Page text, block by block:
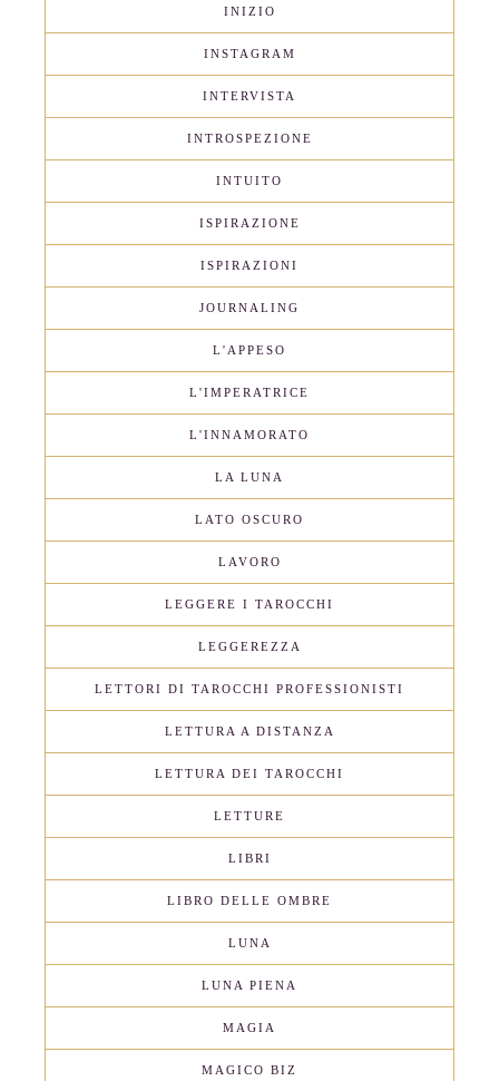
INIZIO
INSTAGRAM
INTERVISTA
INTROSPEZIONE
INTUITO
ISPIRAZIONE
ISPIRAZIONI
JOURNALING
L'APPESO
L'IMPERATRICE
L'INNAMORATO
LA LUNA
LATO OSCURO
LAVORO
LEGGERE I TAROCCHI
LEGGEREZZA
LETTORI DI TAROCCHI PROFESSIONISTI
LETTURA A DISTANZA
LETTURA DEI TAROCCHI
LETTURE
LIBRI
LIBRO DELLE OMBRE
LUNA
LUNA PIENA
MAGIA
MAGICO BIZ